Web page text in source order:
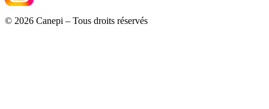
© 2026 Canepi – Tous droits réservés